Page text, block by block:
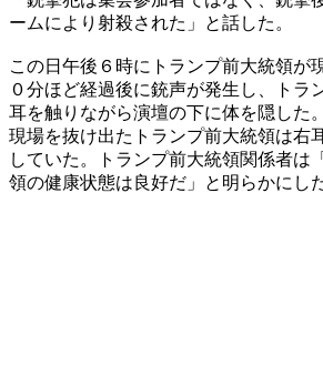
ームにより射殺された」と話した。
この日午後６時にトランプ前大統領が
０分ほど経過後に銃声が発生し、トラ
耳を触りながら演壇の下に体を隠した
現場を抜け出たトランプ前大統領は右
していた。トランプ前大統領関係者は
領の健康状態は良好だ」と明らかにし